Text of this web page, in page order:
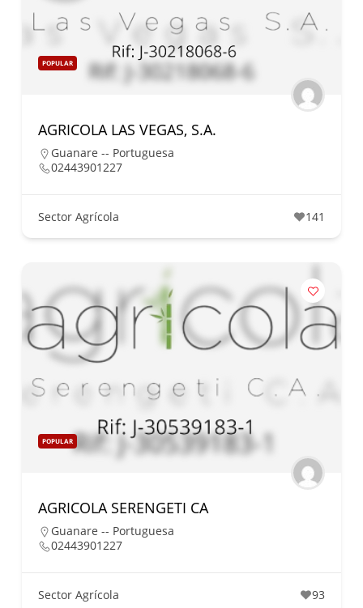
POPULAR
AGRICOLA LAS VEGAS, S.A.
Guanare -- Portuguesa
02443901227
Sector Agrícola 141
POPULAR
AGRICOLA SERENGETI CA
Guanare -- Portuguesa
02443901227
Sector Agrícola 93